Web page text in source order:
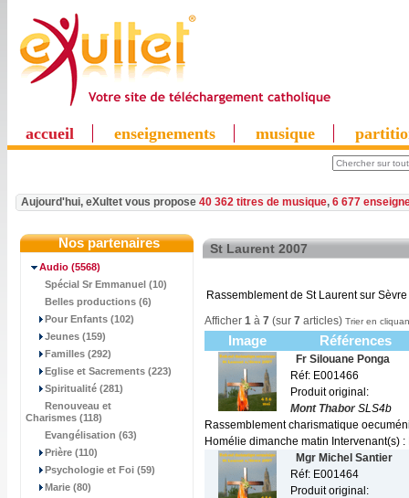
accueil enseignements musique
Aujourd'hui, eXultet vous propose 40 362 titres de musique, 6 677
Nos partenaires
Audio (5568)
Spécial Sr Emmanuel (10)
Belles productions (6)
Pour Enfants (102)
Jeunes (159)
Familles (292)
Eglise et Sacrements (223)
Spiritualité (281)
Renouveau et
Charismes (118)
Evangélisation (63)
Prière (110)
Psychologie et Foi (59)
Marie (80)
St Laurent 2007
Rassemblement de St Laurent sur
Afficher 1 à 7 (sur 7 articles) Trier en
Image Références
Fr Silouane Ponga
Réf: E001466
Produit original:
Mont ThaborSLS4b
Rassemblement charismatique
Homélie dimanche matin Intervenant(s) :
Mgr Michel Santier
Réf: E001464
Produit original: